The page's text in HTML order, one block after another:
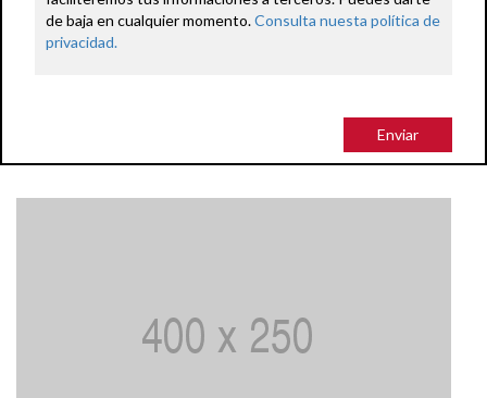
de baja en cualquier momento. Consulta nuesta política de
privacidad.
Enviar